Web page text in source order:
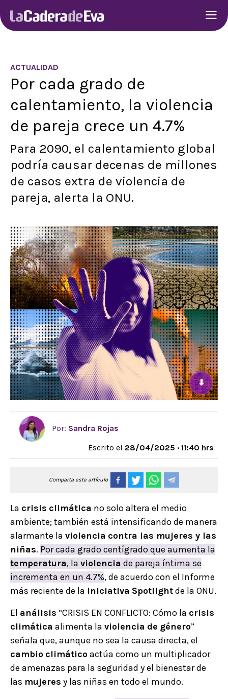
ACTUALIDAD
Por cada grado de
calentamiento, la violencia
de pareja crece un 4.7%
Para 2090, el calentamiento global
podría causar decenas de millones
de casos extra de violencia de
pareja, alerta la ONU.
⬇
Por: Sandra Rojas
Escrito el 28/04/2025 · 11:40 hrs
Comparta este artículo
La crisis climática no solo altera el medio
ambiente; también está intensificando de manera
alarmante la violencia contra las mujeres y las
niñas. Por cada grado centígrado que aumenta la
temperatura, la violencia de pareja íntima se
incrementa en un 4.7%, de acuerdo con el Informe
más reciente de la iniciativa Spotlightde la ONU.
El análisis “CRISIS EN CONFLICTO: Cómo la crisis
climática alimenta la violencia de género”
señala que, aunque no sea la causa directa, el
cambio climáticoactúa como un multiplicador
de amenazas para la seguridad y el bienestar de
las mujeres y las niñas en todo el mundo.